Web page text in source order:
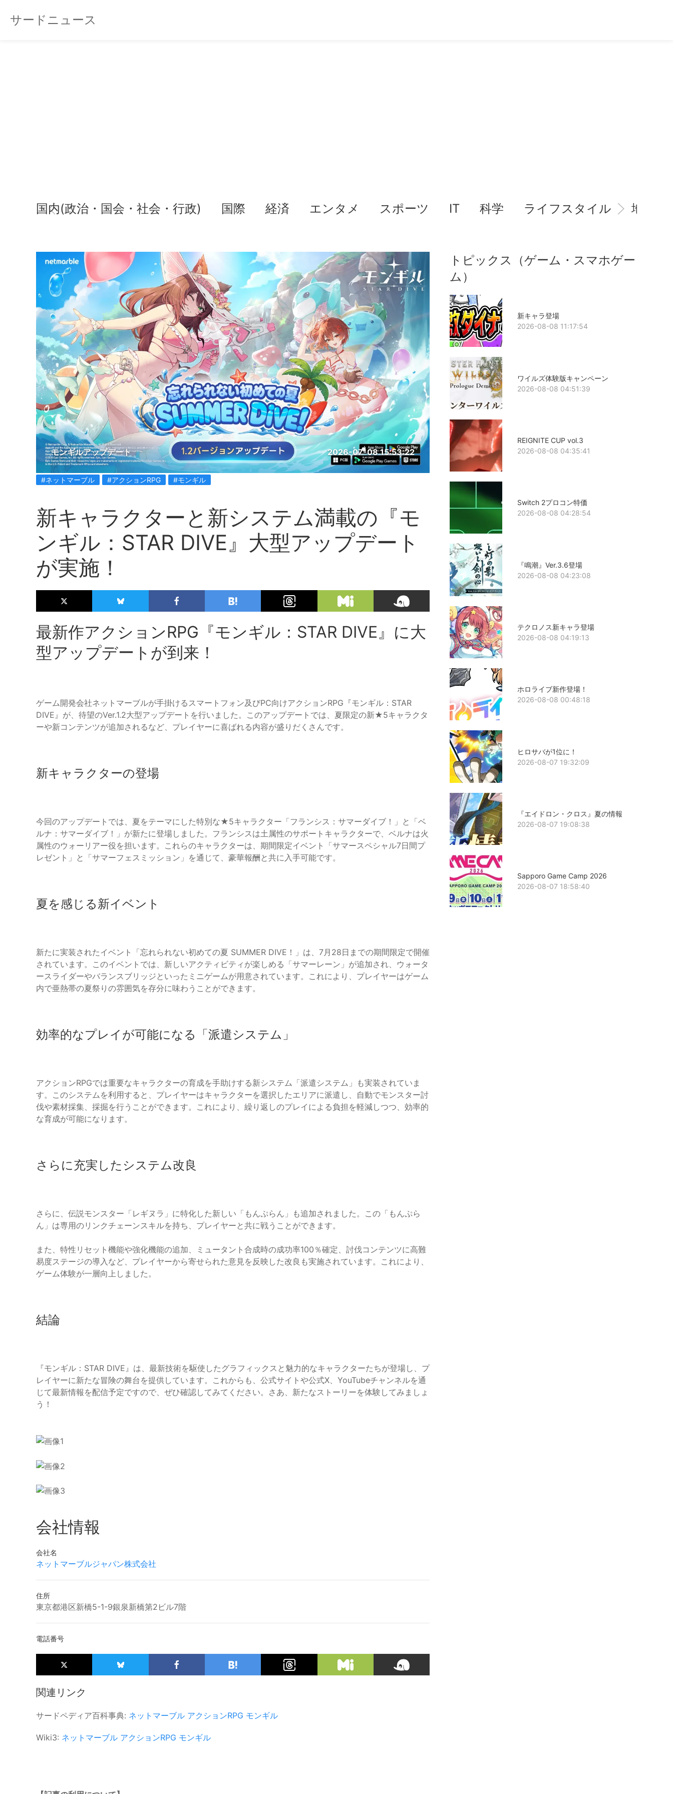
サードニュース
国内(政治・国会・社会・行政) 国際 経済 エンタメ スポーツ IT 科学 ライフスタイル 地域情
モンギルアップデート 2026-07-08 15:53:22
#ネットマーブル #アクションRPG #モンギル
新キャラクターと新システム満載の『モ
ンギル：STAR DIVE』大型アップデート
が実施！
最新作アクションRPG『モンギル：STAR DIVE』に大
型アップデートが到来！
ゲーム開発会社ネットマーブルが手掛けるスマートフォン及びPC向けアクションRPG『モンギル：STAR
DIVE』が、待望のVer.1.2大型アップデートを行いました。このアップデートでは、夏限定の新★5キャラクタ
ーや新コンテンツが追加されるなど、プレイヤーに喜ばれる内容が盛りだくさんです。
新キャラクターの登場
今回のアップデートでは、夏をテーマにした特別な★5キャラクター「フランシス：サマーダイブ！」と「ベ
ルナ：サマーダイブ！」が新たに登場しました。フランシスは土属性のサポートキャラクターで、ベルナは火
属性のウォーリアー役を担います。これらのキャラクターは、期間限定イベント「サマースペシャル7日間プ
レゼント」と「サマーフェスミッション」を通じて、豪華報酬と共に入手可能です。
夏を感じる新イベント
新たに実装されたイベント「忘れられない初めての夏 SUMMER DIVE！」は、7月28日までの期間限定で開催
されています。このイベントでは、新しいアクティビティが楽しめる「サマーレーン」が追加され、ウォータ
ースライダーやバランスブリッジといったミニゲームが用意されています。これにより、プレイヤーはゲーム
内で亜熱帯の夏祭りの雰囲気を存分に味わうことができます。
効率的なプレイが可能になる「派遣システム」
アクションRPGでは重要なキャラクターの育成を手助けする新システム「派遣システム」も実装されていま
す。このシステムを利用すると、プレイヤーはキャラクターを選択したエリアに派遣し、自動でモンスター討
伐や素材採集、採掘を行うことができます。これにより、繰り返しのプレイによる負担を軽減しつつ、効率的
な育成が可能になります。
さらに充実したシステム改良
さらに、伝説モンスター「レギヌラ」に特化した新しい「もんぷらん」も追加されました。この「もんぷら
ん」は専用のリンクチェーンスキルを持ち、プレイヤーと共に戦うことができます。
また、特性リセット機能や強化機能の追加、ミュータント合成時の成功率100％確定、討伐コンテンツに高難
易度ステージの導入など、プレイヤーから寄せられた意見を反映した改良も実施されています。これにより、
ゲーム体験が一層向上しました。
結論
『モンギル：STAR DIVE』は、最新技術を駆使したグラフィックスと魅力的なキャラクターたちが登場し、プ
レイヤーに新たな冒険の舞台を提供しています。これからも、公式サイトや公式X、YouTubeチャンネルを通
じて最新情報を配信予定ですので、ぜひ確認してみてください。さあ、新たなストーリーを体験してみましょ
う！
会社情報
会社名
ネットマーブルジャパン株式会社
住所
東京都港区新橋5-1-9銀泉新橋第2ビル7階
電話番号
関連リンク
サードペディア百科事典: ネットマーブル アクションRPG モンギル
Wiki3: ネットマーブル アクションRPG モンギル
トピックス（ゲーム・スマホゲー
ム）
新キャラ登場
2026-08-08 11:17:54
ワイルズ体験版キャンペーン
2026-08-08 04:51:39
REIGNITE CUP vol.3
2026-08-08 04:35:41
Switch 2プロコン特価
2026-08-08 04:28:54
『鳴潮』Ver.3.6登場
2026-08-08 04:23:08
テクロノス新キャラ登場
2026-08-08 04:19:13
ホロライブ新作登場！
2026-08-08 00:48:18
ヒロサバが1位に！
2026-08-07 19:32:09
『エイドロン・クロス』夏の情報
2026-08-07 19:08:38
Sapporo Game Camp 2026
2026-08-07 18:58:40